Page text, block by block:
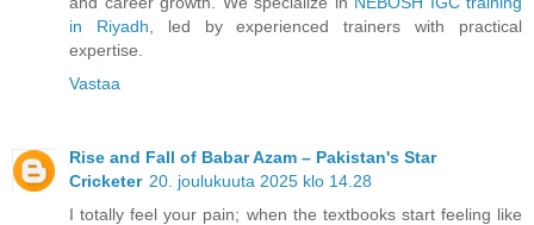
in Riyadh , led by experienced trainers with practical
expertise.
Vastaa
Rise and Fall of Babar Azam – Pakistan's Star
Cricketer 20. joulukuuta 2025 klo 14.28
I totally feel your pain; when the textbooks start feeling like